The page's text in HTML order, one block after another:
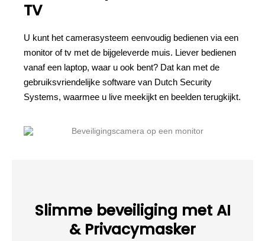
TV
U kunt het camerasysteem eenvoudig bedienen via een
monitor of tv met de bijgeleverde muis. Liever bedienen
vanaf een laptop, waar u ook bent? Dat kan met de
gebruiksvriendelijke software van Dutch Security
Systems, waarmee u live meekijkt en beelden terugkijkt.
Slimme beveiliging met AI
& Privacymasker